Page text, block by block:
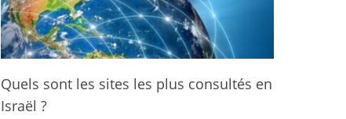
Quels sont les sites les plus consultés en
Israël ?